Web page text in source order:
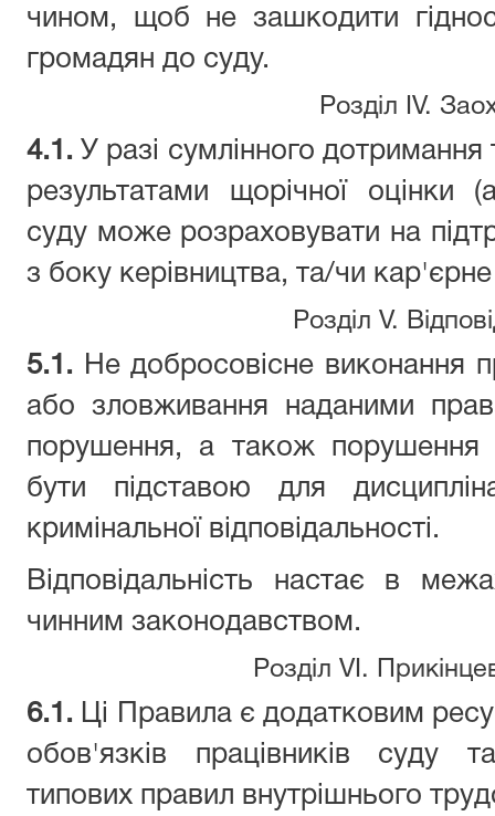
чином, щоб не зашкодити
громадян до суду.
Розділ IV.
4.1. У разі сумлінного
результатами щорічної оцінки
суду може розраховувати на
з боку керівництва, та/чи
Розділ V.
5.1.
Не добросовісне виконання
або зловживання наданими
порушення, а також
бути підставою для
кримінальної відповідальності.
Відповідальність настає в
чинним законодавством.
Розділ VI.
6.1. Ці Правила є додатковим
обов'язків працівників суду
типових правил внутрішнього